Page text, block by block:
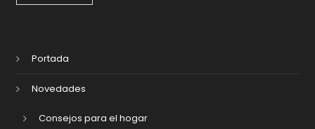
Portada
Novedades
Consejos para el hogar